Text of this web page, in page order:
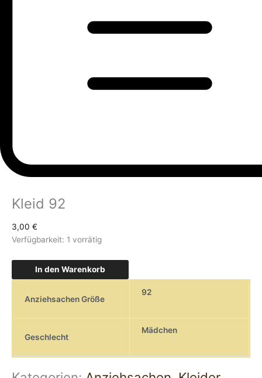
Kleid 92
3,00 €
Verfügbarkeit: 1 vorrätig
In den Warenkorb
Anziehsachen Größe
92
Geschlecht
Mädchen